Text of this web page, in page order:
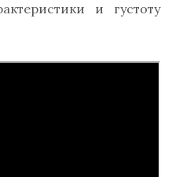
и густоту